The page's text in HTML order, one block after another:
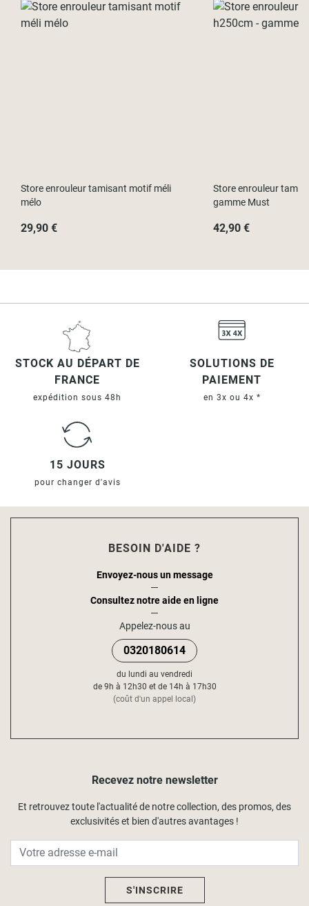
Store enrouleur tamisant motif méli
mélo
29,90 €
Store enrouleur
gamme Must
42,90 €
STOCK AU DÉPART DE
FRANCE
expédition sous 48h
SOLUTIONS DE
PAIEMENT
en 3x ou 4x *
15 JOURS
pour changer d'avis
Recevez notre newsletter
Et retrouvez toute l'actualité de notre collection, des promos, des
exclusivités et bien d'autres avantages !
S'INSCRIRE
BESOIN D'AIDE ?
Envoyez-nous un message
Consultez notre aide en ligne
Appelez-nous au
0320180614
du lundi au vendredi
de 9h à 12h30 et de 14h à 17h30
(coût d'un appel local)